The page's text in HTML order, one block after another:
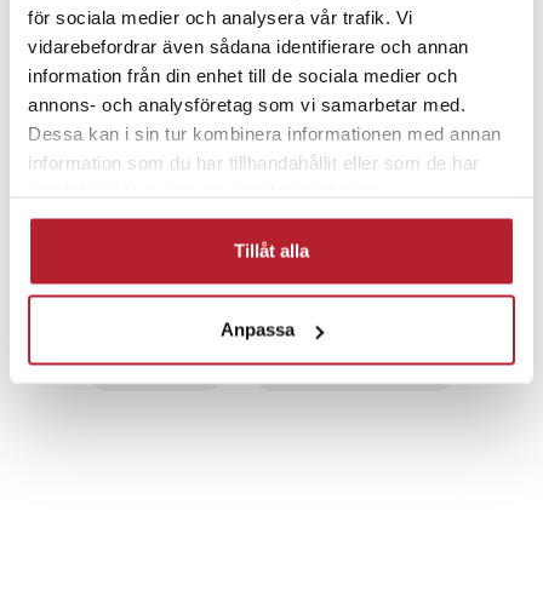
för sociala medier och analysera vår trafik. Vi
vidarebefordrar även sådana identifierare och annan
information från din enhet till de sociala medier och
annons- och analysföretag som vi samarbetar med.
Dessa kan i sin tur kombinera informationen med annan
information som du har tillhandahållit eller som de har
Tillåt alla
Anpassa
PRISGARANTI
UTFÖRSÄLJNING
Fortsätt att fynda
Powerbanks Beredskapsprodukter